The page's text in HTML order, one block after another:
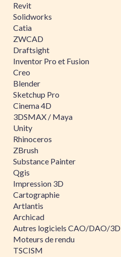
Revit
Solidworks
Catia
ZWCAD
Draftsight
Inventor Pro et Fusion
Creo
Blender
Sketchup Pro
Cinema 4D
3DSMAX / Maya
Unity
Rhinoceros
ZBrush
Substance Painter
Qgis
Impression 3D
Cartographie
Artlantis
Archicad
Autres logiciels CAO/DAO/3D
Moteurs de rendu
TSCISM